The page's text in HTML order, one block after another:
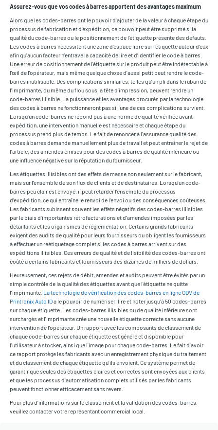
Assurez-vous que vos codes à barres apportent des avantages maximum
Alors que les codes-barres ont le pouvoir d'ajouter de la valeur à chaque étape du
processus de fabrication et d'expédition, ce pouvoir peut être supprimé si la
qualité du code-barres ou le positionnement de l'étiquette présente des défauts.
Les codes à barres nécessitent une zone d'espace libre sur l'étiquette autour d'eux
afin qu'aucun facteur n'entrave la capacité de lire et d'identifier le code à barres.
Une erreur de positionnement de l'étiquette sur le produit peut être indétectable à
l'œil de l'opérateur, mais même quelque chose d'aussi petit peut rendre le code-
barres inutilisable. Des complications similaires, telles qu'un pli dans le ruban de
l'imprimante, ou même du flou sous la tête d'impression, peuvent rendre un
code-barres illisible. La puissance et les avantages procurés par la technologie
des codes à barres ne fonctionneront pas si l'une de ces complications survient.
Lorsqu'un code-barres ne répond pas à une norme de qualité vérifiée avant
expédition, une intervention manuelle est nécessaire et chaque étape du
processus prend plus de temps. Le fait de renoncer à l'assurance qualité des
codes à barres demande manuellement plus de travail et peut entraîner le rejet de
l'article, des amendes émises pour des codes à barres de qualité inférieure ou
une influence négative sur la réputation du fournisseur.
Les étiquettes illisibles ont des effets de masse non seulement sur le fabricant,
mais sur l'ensemble de son flux de clients et de destinataires. Lorsqu'un code-
barres peu clair est envoyé, il peut retarder l'ensemble du processus
d'expédition, ce qui entraîne le renvoi de l'envoi ou des conséquences coûteuses.
Les fabricants subissent souvent les effets négatifs des codes-barres illisibles
par le biais d'importantes rétrofacturations et d'amendes imposées par les
détaillants et les organismes de réglementation. Certains grands fabricants
exigent des audits de qualité pour leurs fournisseurs ou obligent les fournisseurs
à effectuer un réétiquetage complet si les codes à barres arrivent sur des
expéditions illisibles. Ces erreurs de qualité et de lisibilité des codes-barres ont
coûté à certains fabricants et fournisseurs des dizaines de milliers de dollars.
Heureusement, ces rejets de débit, amendes et audits peuvent être évités par un
simple contrôle de la qualité des étiquettes avant que l'étiquette ne quitte
l'imprimante. La technologie de vérification des codes-barres en ligne ODV de
Printronix Auto IDa le pouvoir de numériser, lire et noter jusqu'à 50 codes-barres
sur chaque étiquette. Les codes-barres illisibles ou de qualité inférieure sont
surchargés et l'imprimante crée une nouvelle étiquette correcte sans aucune
intervention de l'opérateur. Un rapport avec les composants de classement de
chaque code-barres sur chaque étiquette est généré et disponible pour
l'utilisateur à stocker, ainsi que l'image pour chaque code-barres. Le fait d'avoir
ce rapport protège les fabricants avec un enregistrement physique du traitement
et du classement de chaque étiquette qu'ils envoient. Ce système permet de
garantir que seules des étiquettes claires et correctes sont envoyées aux clients
et que les processus d'automatisation complets utilisés par les fabricants
peuvent fonctionner efficacement sans revers.
Pour plus d'informations sur le classement et la validation des codes-barres,
veuillez contacter votre représentant commercial local.